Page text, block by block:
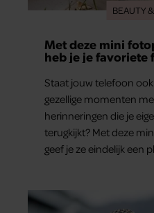
BEAUTY
Met deze mini
heb je je favoriete
Staat jouw telefoon
gezellige momenten
herinneringen die je
terugkijkt? Met deze
geef je ze eindelijk een